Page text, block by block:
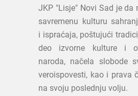
JKP "Lisje" Novi Sad je da
savremenu kulturu
i ispraćaja, poštujući
deo izvorne kulture i
naroda, načela slobode
veroispovesti, kao i prava
na svoju poslednju volju.